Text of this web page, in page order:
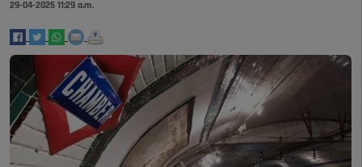
29-04-2025 11:29 a.m.